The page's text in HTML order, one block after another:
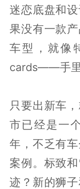
迷恋底盘和
果没有一款
车型，就像
cards——手里
只要出新车
市已经是一
年，不乏有
案例。标致
迹？新的狮